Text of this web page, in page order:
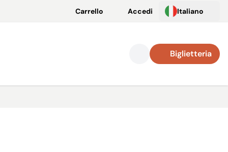
Carrello Accedi Italiano
Biglietteria